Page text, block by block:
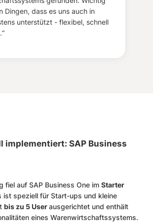
Dingen, dass es uns auch in
unterstützt - flexibel, schnell
implementiert: SAP Business
fiel auf SAP Business One im Starter
ist speziell für Start-ups und kleine
bis zu 5 Userausgerichtet und enthält
eines Warenwirtschaftssystems.